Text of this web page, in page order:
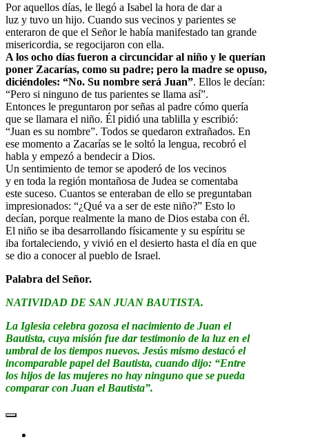
Por aquellos días, le llegó a Isabel la hora de dar a
luz y tuvo un hijo. Cuando sus vecinos y parientes se
enteraron de que el Señor le había manifestado tan grande
misericordia, se regocijaron con ella.
A los ocho días fueron a circuncidar al niño y le querían
poner Zacarías, como su padre; pero la madre se opuso,
diciéndoles: “No. Su nombre será Juan”. Ellos le decían:
“Pero si ninguno de tus parientes se llama así”.
Entonces le preguntaron por señas al padre cómo quería
que se llamara el niño. Él pidió una tablilla y escribió:
“Juan es su nombre”. Todos se quedaron extrañados. En
ese momento a Zacarías se le soltó la lengua, recobró el
habla y empezó a bendecir a Dios.
Un sentimiento de temor se apoderó de los vecinos
y en toda la región montañosa de Judea se comentaba
este suceso. Cuantos se enteraban de ello se preguntaban
impresionados: “¿Qué va a ser de este niño?” Esto lo
decían, porque realmente la mano de Dios estaba con él.
El niño se iba desarrollando físicamente y su espíritu se
iba fortaleciendo, y vivió en el desierto hasta el día en que
se dio a conocer al pueblo de Israel.
Palabra del Señor.
NATIVIDAD DE SAN JUAN BAUTISTA.
La Iglesia celebra gozosa el nacimiento de Juan el
Bautista, cuya misión fue dar testimonio de la luz en el
umbral de los tiempos nuevos. Jesús mismo destacó el
incomparable papel del Bautista, cuando dijo: “Entre
los hijos de las mujeres no hay ninguno que se pueda
comparar con Juan el Bautista”.